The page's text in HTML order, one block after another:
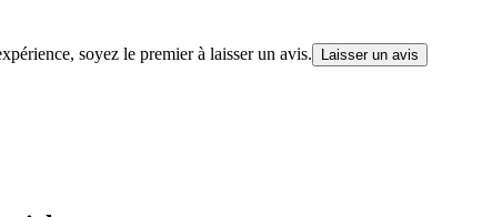
soyez le premier à laisser un avis. Laisser un avis